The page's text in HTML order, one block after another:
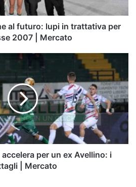
al futuro: lupi in trattativa per
2007 | Mercato
accelera per un ex Avellino: i
| Mercato